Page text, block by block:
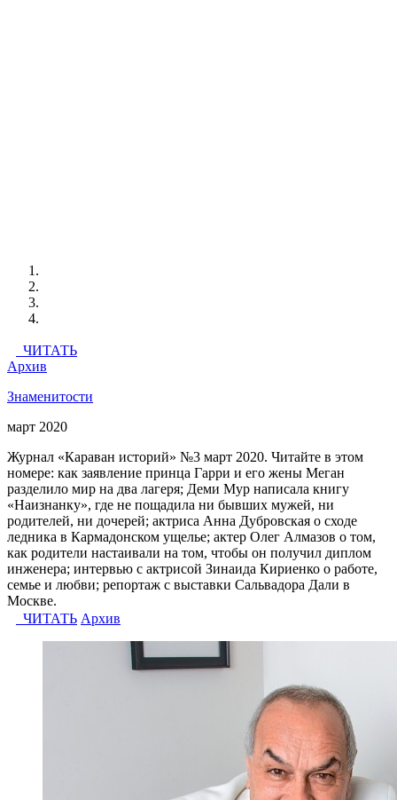
ЧИТАТЬ
Архив
Знаменитости
март 2020
Журнал «Караван историй» №3 март 2020. Читайте в этом
номере: как заявление принца Гарри и его жены Меган
разделило мир на два лагеря; Деми Мур написала книгу
«Наизнанку», где не пощадила ни бывших мужей, ни
родителей, ни дочерей; актриса Анна Дубровская о сходе
ледника в Кармадонском ущелье; актер Олег Алмазов о том,
как родители настаивали на том, чтобы он получил диплом
инженера; интервью с актрисой Зинаида Кириенко о работе,
семье и любви; репортаж с выставки Сальвадора Дали в
Москве.
ЧИТАТЬ Архив